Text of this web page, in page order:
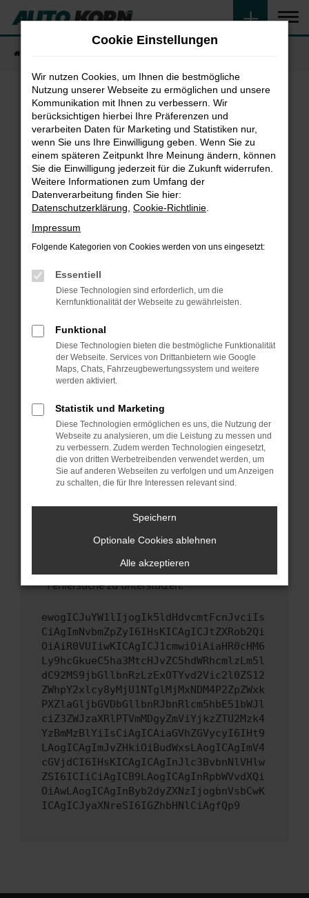
Zum
Hauptinhalt
Fehler: Network Error
Beim Laden ist ein Fehler aufgetreten.
Hier sind ein paar Tipps, die dir helfen können:
Überprüfe deine Firewall und deine
Internetverbindung.
Laden andere Webseiten, zum Beispiel deine
Suchmaschine?
Prüfe deine Browsererweiterungen.
können das Laden bestimmter Seiten
verhindern. Funktioniert die Seite in einem
Fenster?
Starte dein Gerät neu.
Das kann manchmal helfen, vorübergehende
Probleme zu beheben.
Betriebssystem auf dem neuesten Stand
sind.
Veraltete Software birgt nicht nur ein
Sicherheitsrisiko, sondern kann auch dazu
führen, dass bestimmte Funktionen nicht mehr
unterstützt werden.
Wende dich an den Webseitenbetreiber.
Wenn du alle oben genannten Schritte versucht
hast, kontaktiere uns bitte. Wir werden
uns diesen Text schicken, um uns bei der
Fehlersuche zu unterstützen:
ewogICJuYW1lIjogIk5ldHdvcmtFcnJvciIs
CiAgImNvbmZpZyI6IHsKICAgICJtZXRob2Qi
OiAiR0VUIiwKICAgICJ1cmwiOiAiaHR0cHM6
Ly9hcGkueC5ha3MtcHJvZC5hdWRhcmlzLm5l
dC92MS9jbGllbnRzLzExOTYvd2Vic2l0ZS12
ZWhpY2xlcy8yMjU1NTglMjMxNDM4P2ZpZWxk
PXZlaGljbGVDbGllbnRJbnRlcm5hbE51bWJl
ciZ3ZWJzaXRlPTVmMDgyZmViYjkzZTU2Mzk4
YzBmMzBlYiIsCiAgICAiaGVhZGVycyI6IHt9
LAogICAgImJvZHkiOiBudWxsLAogICAgImV4
cGVjdCI6IHsKICAgICAgInJlc3BvbnNlVHlw
ZSI6ICIiCiAgICB9LAogICAgInRpbWVvdXQi
OiAwLAogICAgInByb2dyZXNzIjogbnVsbCwK
ICAgICJyaXNreSI6IGZhbHNlCiAgfQp9
Cookie Einstellungen
Wir nutzen Cookies, um Ihnen die bestmögliche
Nutzung unserer Webseite zu ermöglichen und unsere
Kommunikation mit Ihnen zu verbessern. Wir
berücksichtigen hierbei Ihre Präferenzen und
verarbeiten Daten für Marketing und Statistiken nur,
wenn Sie uns Ihre Einwilligung geben. Wenn Sie zu
einem späteren Zeitpunkt Ihre Meinung ändern, können
Sie die Einwilligung jederzeit für die Zukunft widerrufen.
Weitere Informationen zum Umfang der
Datenverarbeitung finden Sie hier:
Datenschutzerklärung Cookie-Richtlinie
Impressum
Folgende Kategorien von Cookies werden von uns eingesetzt:
Essentiell
Diese Technologien sind erforderlich, um die
Kernfunktionalität der Webseite zu gewährleisten.
Funktional
Diese Technologien bieten die bestmögliche Funktionalität
der Webseite. Services von Drittanbietern wie Google
Maps, Chats, Fahrzeugbewertungssystem und weitere
werden aktiviert.
Statistik und Marketing
Diese Technologien ermöglichen es uns, die Nutzung der
Webseite zu analysieren, um die Leistung zu messen und
zu verbessern. Zudem werden Technologien eingesetzt,
die von dritten Werbetreibenden verwendet werden, um
Sie auf anderen Webseiten zu verfolgen und um Anzeigen
zu schalten, die für Ihre Interessen relevant sind.
Speichern
Optionale Cookies ablehnen
Alle akzeptieren